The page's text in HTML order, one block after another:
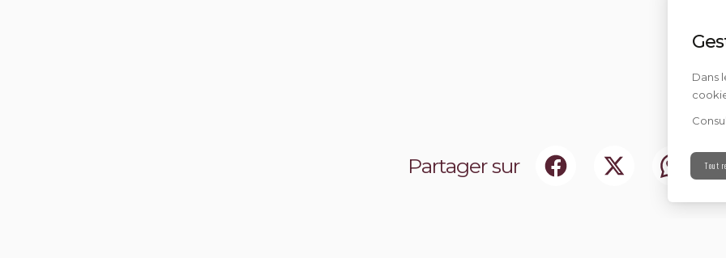
Partager sur
Dans
Tout